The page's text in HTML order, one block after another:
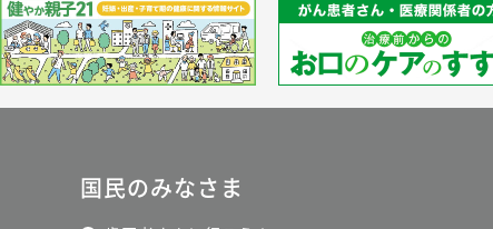
国民のみなさま